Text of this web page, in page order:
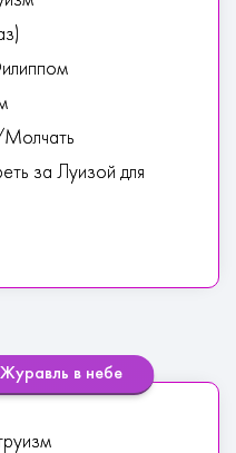
Молчать
за Луизой для
в небе